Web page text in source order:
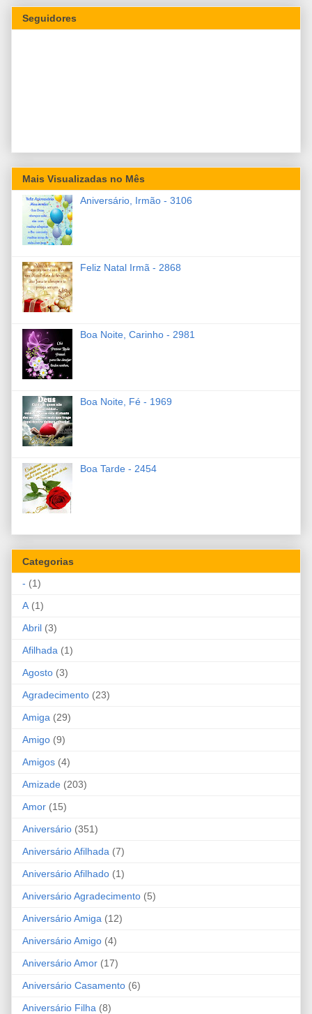
Seguidores
Mais Visualizadas no Mês
Aniversário, Irmão - 3106
Feliz Natal Irmã - 2868
Boa Noite, Carinho - 2981
Boa Noite, Fé - 1969
Boa Tarde - 2454
Categorias
- (1)
A (1)
Abril (3)
Afilhada (1)
Agosto (3)
Agradecimento (23)
Amiga (29)
Amigo (9)
Amigos (4)
Amizade (203)
Amor (15)
Aniversário (351)
Aniversário Afilhada (7)
Aniversário Afilhado (1)
Aniversário Agradecimento (5)
Aniversário Amiga (12)
Aniversário Amigo (4)
Aniversário Amor (17)
Aniversário Casamento (6)
Aniversário Filha (8)